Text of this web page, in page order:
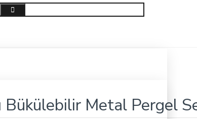
Bp365-20
Bükülebilir Metal Pergel